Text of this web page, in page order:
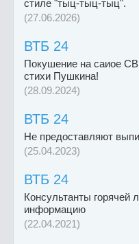
стиле "тыц-тыц-тыц".
(27.06.2026)
ВТБ 24
Покушение на саиое
стихи Пушкина!
(28.09.2024)
ВТБ 24
Не предоставляют
(25.04.2023)
ВТБ 24
Консультанты горячей
информацию
(22.04.2021)